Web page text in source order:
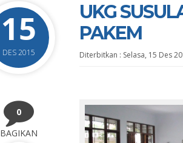
15
DES 2015
UKG
PAKEM
Diterbitkan : Selasa, 15 Des
0
BAGIKAN